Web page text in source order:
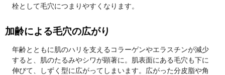
栓として毛穴につまりやすくなります。
加齢による毛穴の広がり
年齢とともに肌のハリを支えるコラーゲンやエラスチンが減少
すると、肌のたるみやシワが顕著に。肌表面にある毛穴も下に
伸びて、しずく型に広がってしまいます。広がった分皮脂や角